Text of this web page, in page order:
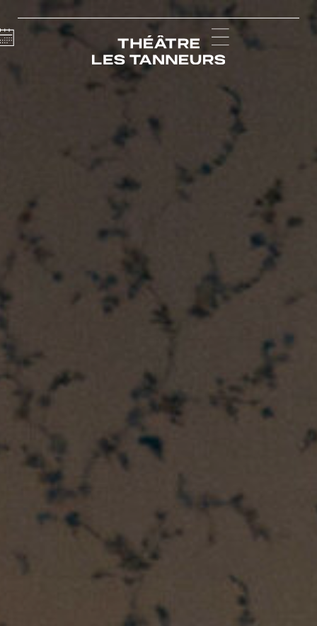
Calendar Menu